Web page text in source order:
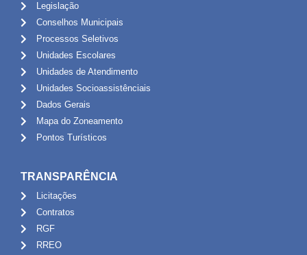
Legislação
Conselhos Municipais
Processos Seletivos
Unidades Escolares
Unidades de Atendimento
Unidades Socioassistênciais
Dados Gerais
Mapa do Zoneamento
Pontos Turísticos
TRANSPARÊNCIA
Licitações
Contratos
RGF
RREO